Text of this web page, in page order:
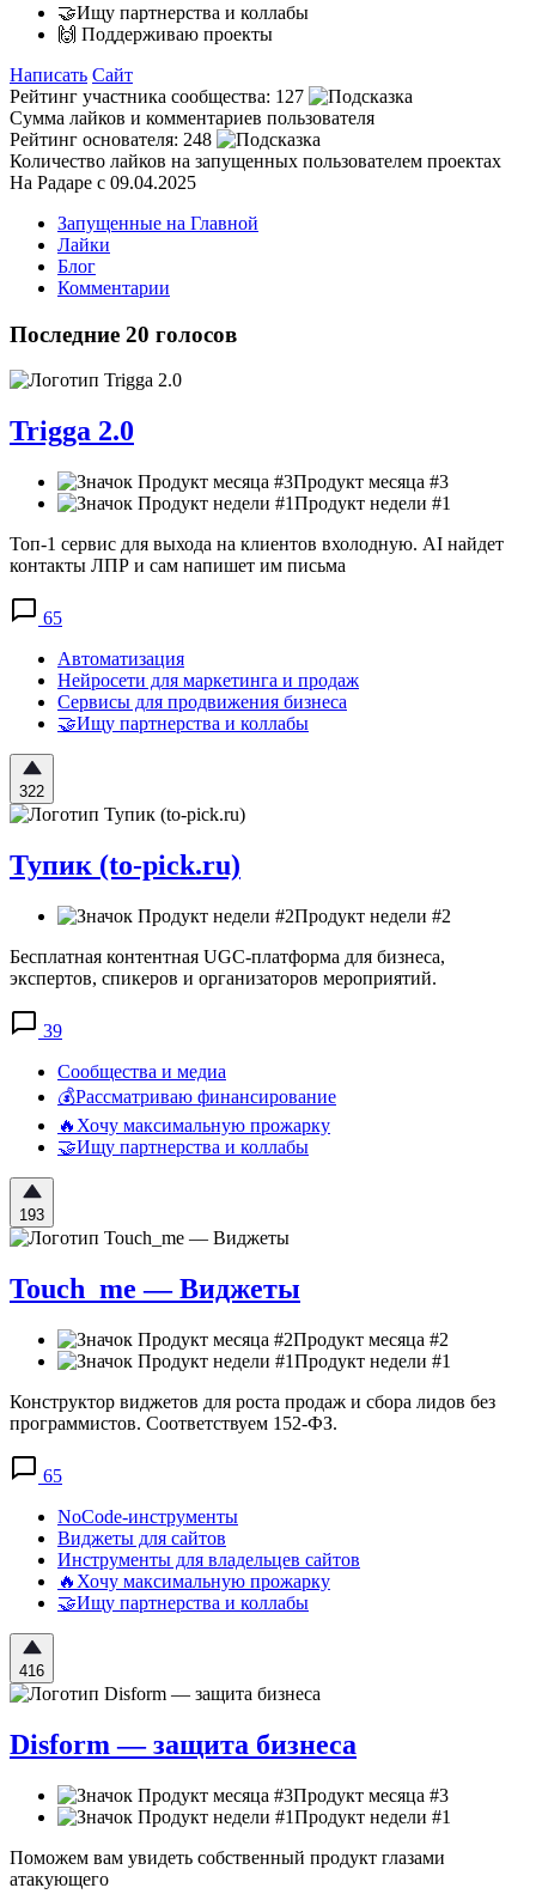
🤝Ищу партнерства и коллабы
🙌 Поддерживаю проекты
Написать Сайт
Рейтинг участника сообщества: 127
Сумма лайков и комментариев пользователя
Рейтинг основателя: 248
Количество лайков на запущенных пользователем проектах
На Радаре с 09.04.2025
Запущенные на Главной
Лайки
Блог
Комментарии
Последние 20 голосов
Trigga 2.0
Продукт месяца #3
Продукт недели #1
Топ-1 сервис для выхода на клиентов вхолодную. AI найдет
контакты ЛПР и сам напишет им письма
65
Автоматизация
Нейросети для маркетинга и продаж
Сервисы для продвижения бизнеса
🤝Ищу партнерства и коллабы
322
Тупик (to-pick.ru)
Продукт недели #2
Бесплатная контентная UGC-платформа для бизнеса,
экспертов, спикеров и организаторов мероприятий.
39
Сообщества и медиа
💰Рассматриваю финансирование
🔥Хочу максимальную прожарку
🤝Ищу партнерства и коллабы
193
Touch_me — Виджеты
Продукт месяца #2
Продукт недели #1
Конструктор виджетов для роста продаж и сбора лидов без
программистов. Соответствуем 152-ФЗ.
65
NoCode-инструменты
Виджеты для сайтов
Инструменты для владельцев сайтов
🔥Хочу максимальную прожарку
🤝Ищу партнерства и коллабы
416
Disform — защита бизнеса
Продукт месяца #3
Продукт недели #1
Поможем вам увидеть собственный продукт глазами
атакующего